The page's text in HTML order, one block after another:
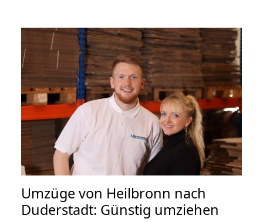
Umzüge von Heilbronn nach
Duderstadt: Günstig umziehen